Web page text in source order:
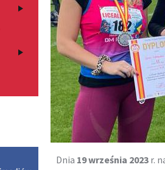
Dnia 19 września 2023 r.